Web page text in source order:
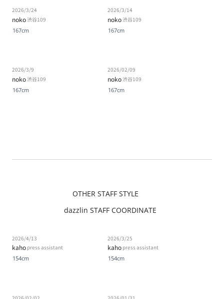
noko渋谷109
2026/3/24
167cm
noko渋谷109
2026/3/14
167cm
noko渋谷109
2026/3/9
167cm
noko渋谷109
2026/02/09
167cm
OTHER STAFF STYLE
dazzlin STAFF COORDINATE
kaho press assistant
2026/4/13
154cm
kaho press assistant
2026/3/25
154cm